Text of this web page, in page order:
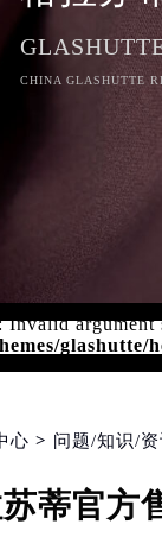
CHINA GLASHUTTE
Invalid
glashutte/
心 > 问题/知识/资
蒂官方